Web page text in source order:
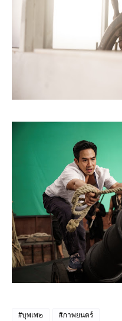
#บุพเพ๒ #ภาพยนตร์